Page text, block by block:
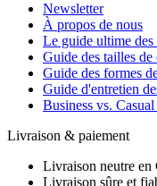
Newsletter
À propos de nous
Le guide ultime des
Guide des tailles de
Guide des formes
Guide d'entretien
Business vs.
Livraison & paiement
Livraison neutre en
Livraison sûre et